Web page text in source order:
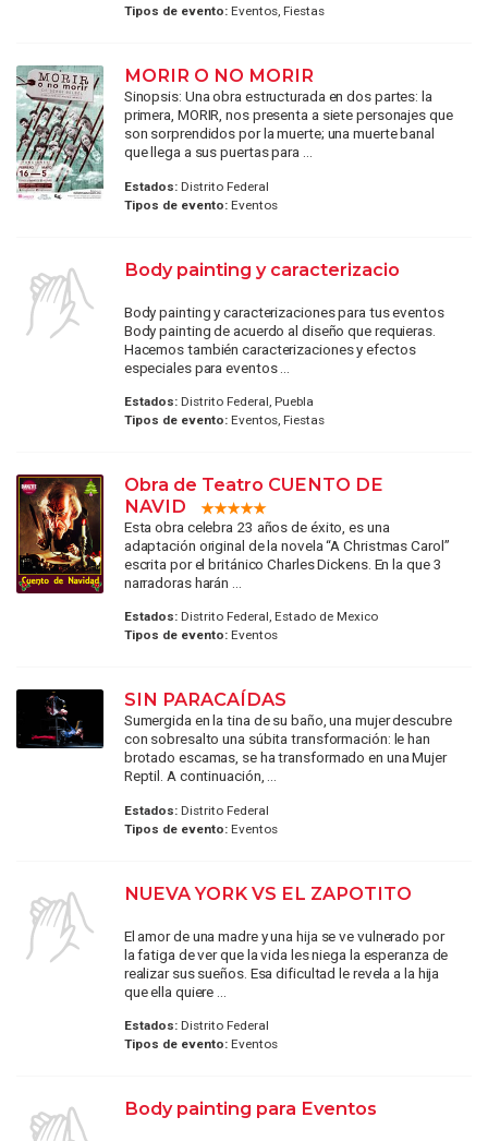
Tipos de evento:Eventos, Fiestas
MORIR O NO MORIR
Sinopsis: Una obra estructurada en dos partes: la
primera, MORIR, nos presenta a siete personajes que
son sorprendidos por la muerte; una muerte banal
que llega a sus puertas para ...
Estados:Distrito Federal
Tipos de evento:Eventos
Body painting y caracterizacio
Body painting y caracterizaciones para tus eventos
Body painting de acuerdo al diseño que requieras.
Hacemos también caracterizaciones y efectos
especiales para eventos ...
Estados:Distrito Federal, Puebla
Tipos de evento:Eventos, Fiestas
Obra de Teatro CUENTO DE
NAVID
Esta obra celebra 23 años de éxito, es una
adaptación original de la novela “A Christmas Carol”
escrita por el británico Charles Dickens. En la que 3
narradoras harán ...
Estados:Distrito Federal, Estado de Mexico
Tipos de evento:Eventos
SIN PARACAÍDAS
Sumergida en la tina de su baño, una mujer descubre
con sobresalto una súbita transformación: le han
brotado escamas, se ha transformado en una Mujer
Reptil. A continuación, ...
Estados:Distrito Federal
Tipos de evento:Eventos
NUEVA YORK VS EL ZAPOTITO
El amor de una madre y una hija se ve vulnerado por
la fatiga de ver que la vida les niega la esperanza de
realizar sus sueños. Esa dificultad le revela a la hija
que ella quiere ...
Estados:Distrito Federal
Tipos de evento:Eventos
Body painting para Eventos